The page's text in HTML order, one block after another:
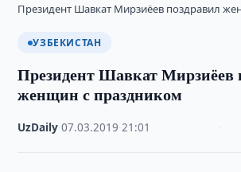
Президент Шавкат Мирзиёев поздравил
УЗБЕКИСТАН
Президент Шавкат Мирзиёев
женщин с праздником
UzDaily ·07.03.2019 ·21:01